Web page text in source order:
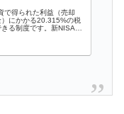
で得られた利益（売却
にかかる20.315%の税
る制度です。新NISAに